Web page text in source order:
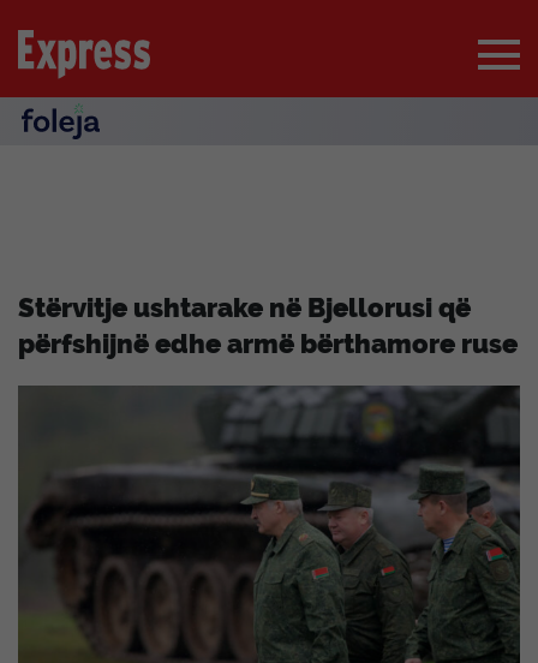
Stërvitje ushtarake në Bjellorusi që
përfshijnë edhe armë bërthamore ruse